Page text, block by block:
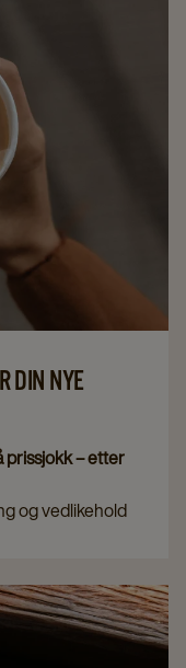
DIN NYE
prissjokk – etter
og vedlikehold
ekstra bare
i